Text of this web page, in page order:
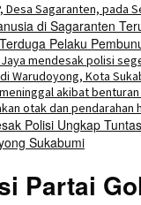
di Sagaranten
Pelaku
Polisi Ungkap
Sukabumi
Partai